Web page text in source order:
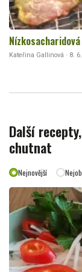
Kateřina Gallinová · 8.
Další
chutnat
Nejnovější